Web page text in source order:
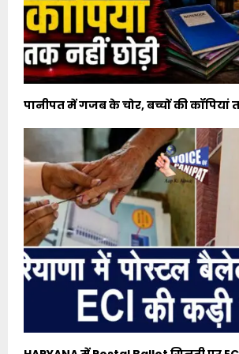
पानीपत में गजब के चोर, बच्चों की कॉपियां